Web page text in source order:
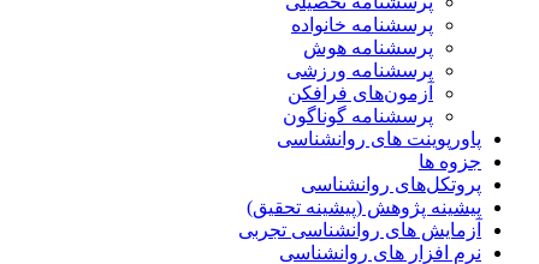
پرسشنامه خانواده
پرسشنامه هوش
پرسشنامه ورزشی
آزمون‌های فرافکن
پرسشنامه گوناگون
پاورپوینت های روانشناسی
جزوه ها
پروتکل‌های روانشناسی
پیشینه پژوهش (پیشینه تحقیق)
آزمایش های روانشناسی تجربی
نرم افزار های روانشناسی